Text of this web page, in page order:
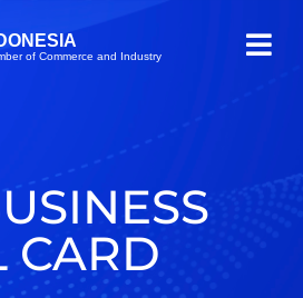
of Commerce and Industry
CARD